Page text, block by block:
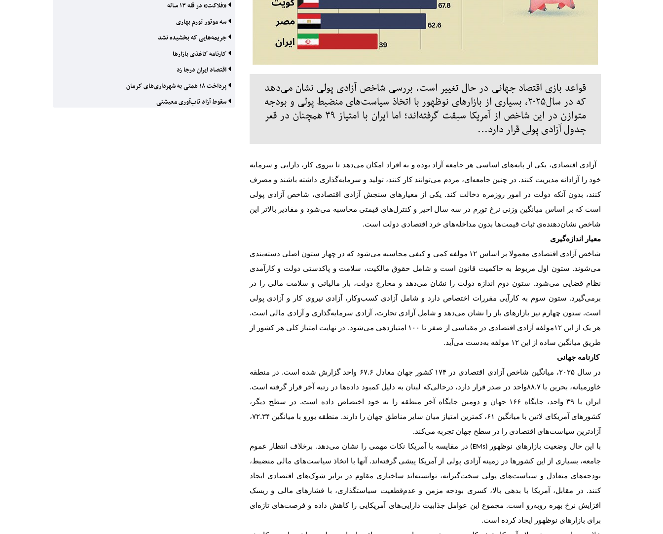
قواعد بازی اقتصاد جهانی در حال تغییر است. بررسی شاخص آزادی پولی نشان می‌دهد
که در سال۲۰۲۵، بسیاری از بازارهای نوظهور با اتخاذ سیاست‌های منضبط پولی و بودجه
متوازن در این شاخص از آمریکا سبقت گرفته‌اند؛ اما ایران با امتیاز ۳۹ همچنان در قعر
جدول آزادی پولی قرار دارد...
آزادی اقتصادی، یکی از پایه‌های اساسی هر جامعه آزاد بوده و به افراد امکان می‌دهد تا نیروی کار، دارایی و سرمایه
خود را آزادانه مدیریت کنند. در چنین جامعه‌ای، مردم می‌توانند کار کنند، تولید و سرمایه‌گذاری داشته باشند و مصرف
کنند، بدون آنکه دولت در امور روزمره دخالت کند. یکی از معیارهای سنجش آزادی اقتصادی، شاخص آزادی پولی
است که بر اساس میانگین وزنی نرخ تورم در سه سال اخیر و کنترل‌های قیمتی محاسبه می‌شود و مقادیر بالاتر این
شاخص نشان‌دهنده‌ی ثبات قیمت‌ها بدون مداخله‌های خرد اقتصادی دولت است.
معیار اندازه‌گیری
شاخص آزادی اقتصادی معمولا بر اساس ۱۲ مولفه کمی و کیفی محاسبه می‌شود که در چهار ستون اصلی دسته‌بندی
می‌شوند. ستون اول مربوط به حاکمیت قانون است و شامل حقوق مالکیت، سلامت و پاکدستی دولت و کارآمدی
نظام قضایی می‌شود. ستون دوم اندازه دولت را نشان می‌دهد و مخارج دولت، بار مالیاتی و سلامت مالی را در
برمی‌گیرد. ستون سوم به کارآیی مقررات اختصاص دارد و شامل آزادی کسب‌وکار، آزادی نیروی کار و آزادی پولی
است. ستون چهارم نیز بازارهای باز را نشان می‌دهد و شامل آزادی تجارت، آزادی سرمایه‌گذاری و آزادی مالی است.
هر یک از این ۱۲مولفه آزادی اقتصادی در مقیاسی از صفر تا
۱۰۰ امتیازدهی می‌شود. در نهایت امتیاز کلی هر کشور از
طریق میانگین‌ ساده از این ۱۲ مولفه به‌دست می‌آید
.
کارنامه جهانی
در سال ۲۰۲۵، میانگین شاخص آزادی اقتصادی در ۱۷۴
کشور جهان معادل ۶۷.۶ واحد گزارش شده است. در منطقه
خاورمیانه، بحرین با ۸۸.۷واحد در صدر قرار دارد، درحالی‌که لبنان به دلیل کمبود داده‌ها در رتبه آخر قرار گرفته است.
ایران با ۳۹ واحد، جایگاه ۱۶۶ جهان و دومین جایگاه آخر منطقه را به خود اختصاص داده است. در سطح دیگر،
کشورهای آمریکای لاتین با میانگین ۶۱
، کمترین امتیاز میان سایر مناطق جهان را دارند. منطقه یورو با میانگین ۷۲.۳۴،
آزادترین سیاست‌های اقتصادی را در سطح جهان تجربه می‌کند.
با این حال وضعیت بازارهای نوظهور (EMs)
در مقایسه با آمریکا نکات مهمی را نشان می‌دهد. برخلاف انتظار عموم
جامعه، بسیاری از این کشورها در زمینه آزادی پولی از آمریکا پیشی گرفته‌اند. آنها با اتخاذ سیاست‌های مالی منضبط،
بودجه‌های متعادل و سیاست‌های پولی سخت‌گیرانه، توانسته‌اند ساختاری مقاوم در برابر شوک‌های اقتصادی ایجاد
کنند. در مقابل، آمریکا با بدهی بالا، کسری بودجه مزمن و عدم‌قطعیت سیاستگذاری، با فشارهای مالی و ریسک
افزایش نرخ بهره روبه‌رو است. مجموع این عوامل جذابیت دارایی‌های آمریکایی را کاهش داده و فرصت‌های تازه‌ای
برای بازارهای نوظهور ایجاد کرده است.
«فلاکت» در قله ۱۳ ساله
سه موتور تورم بهاری
جریمه‌هایی که بخشیده نشد
کارنامه کاغذی بازارها
اقتصاد ایران درجا زد
پرداخت ۱۸ همتی به شهرداری‌های کرمان
سقوط آزاد تاب‌آوری معیشتی